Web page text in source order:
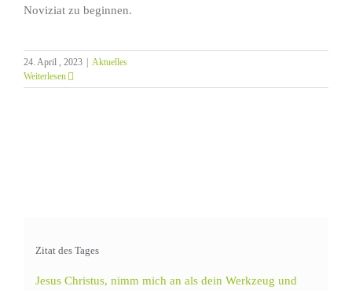
Noviziat zu beginnen.
24. April , 2023
Aktuelles
Weiterlesen
Zitat des Tages
Jesus Christus, nimm mich an als dein Werkzeug und